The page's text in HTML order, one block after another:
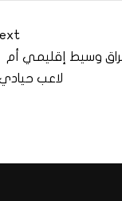
وسيط إقليمي أم
لاعب